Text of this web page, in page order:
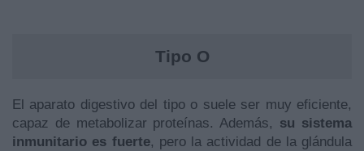
Tipo O
El aparato digestivo del tipo o suele ser muy eficiente,
capaz de metabolizar proteínas. Además, su sistema
inmunitario es fuerte, pero la actividad de la glándula